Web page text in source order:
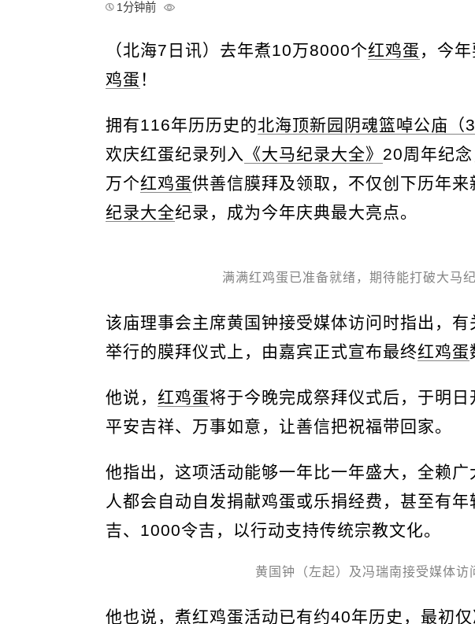
1分钟前
（北海7日讯）去年煮10万8000个红鸡蛋 ，今
鸡蛋 ！
拥有116年历历史的北海顶新园阴魂篮啅公庙（
欢庆红蛋纪录列入
《大马纪录大全》 20周年纪
万个红鸡蛋供善信膜拜及领取，不仅创下历年
纪录大全纪录，成为今年庆典最大亮点。
满满红鸡蛋已准备就绪，期待能打破大马纪
该庙理事会主席黄国钟接受媒体访问时指出，
举行的膜拜仪式上，由嘉宾正式宣布最终红鸡蛋
他说，红鸡蛋将于今晚完成祭拜仪式后，于明
平安吉祥、万事如意，让善信把祝福带回家。
他指出，这项活动能够一年比一年盛大，全赖
人都会自动自发捐献鸡蛋或乐捐经费，甚至有
吉、1000令吉，以行动支持传统宗教文化。
黄国钟（左起）及冯瑞南接受媒体访
他也说，煮红鸡蛋活动已有约40年历史，最初